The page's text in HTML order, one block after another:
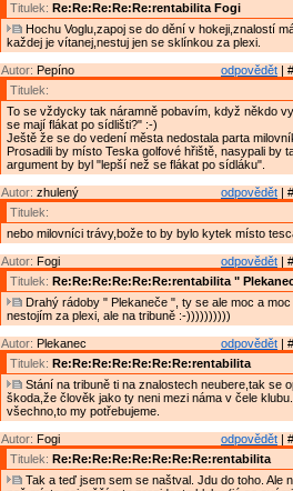
Titulek: Re:Re:Re:Re:Re:rentabilita Fogi
Hochu Voglu,zapoj se do dění v hokeji,znalostí
každej je vítanej,nestuj jen se sklínkou za plexi.
odpovědět |
Autor: Pepíno
Titulek:
To se vždycky tak náramně pobavím, když někdo
se mají flákat po sídlišti?" :-)
Ještě že se do vedení města nedostala parta
Prosadili by místo Teska golfové hřiště, nasypali by
argument by byl "lepší než se flákat po sídláku".
odpovědět |
Autor: zhulený
Titulek:
nebo milovníci trávy,bože to by bylo kytek místo
odpovědět |
Autor: Fogi
Titulek: Re:Re:Re:Re:Re:Re:rentabilita "
Drahý rádoby " Plekaneče ", ty se ale moc a moc
nestojím za plexi, ale na tribuně :-))))))))))
odpovědět |
Autor: Plekanec
Titulek: Re:Re:Re:Re:Re:Re:Re:rentabilita
Stání na tribuně ti na znalostech neubere,tak se
škoda,že člověk jako ty neni mezi náma v čele
všechno,to my potřebujeme.
odpovědět |
Autor: Fogi
Titulek: Re:Re:Re:Re:Re:Re:Re:Re:rentabilita
Tak a teď jsem sem se naštval. Jdu do toho. Ale